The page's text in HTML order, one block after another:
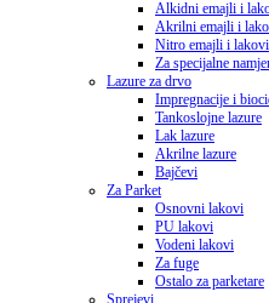
Alkidni emajli i
Akrilni emajli i
Nitro emajli i lakovi
Za specijalne
Lazure za drvo
Impregnacije i
Tankoslojne lazure
Lak lazure
Akrilne lazure
Bajčevi
Za Parket
Osnovni lakovi
PU lakovi
Vodeni lakovi
Za fuge
Ostalo za parketare
Sprejevi